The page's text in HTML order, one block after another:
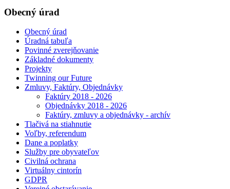
Obecný úrad
Obecný úrad
Úradná tabuľa
Povinné zverejňovanie
Základné dokumenty
Projekty
Twinning our Future
Zmluvy, Faktúry, Objednávky
Faktúry 2018 - 2026
Objednávky 2018 - 2026
Faktúry, zmluvy a objednávky - archív
Tlačivá na stiahnutie
Voľby, referendum
Dane a poplatky
Služby pre obyvateľov
Civilná ochrana
Virtuálny cintorín
GDPR